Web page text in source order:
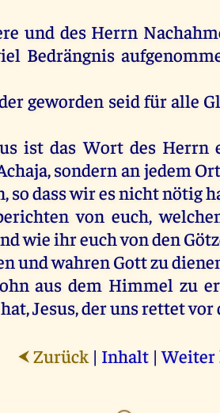
und des Herrn
Bedrängnis
geworden seid füralle
ist das Wort des Herrn
,sondern an jedem Ort
,sodasswiresnichtnötig
von euch,
wieihreuchvonden
undwahren Gottzu
aus dem Himmel zu
hat,Jesus,derunsrettetvor
⮜ Zurück | Inhalt |Weiter